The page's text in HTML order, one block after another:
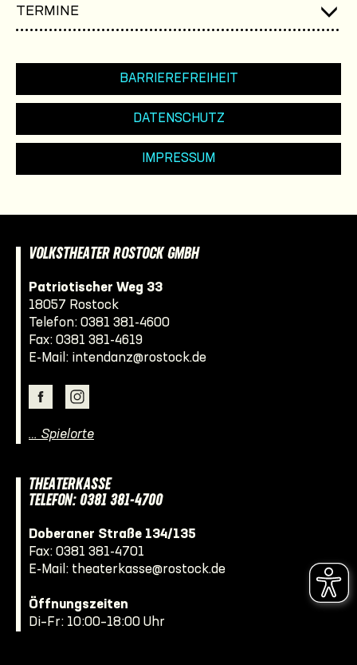
TERMINE
BARRIEREFREIHEIT
DATENSCHUTZ
IMPRESSUM
VOLKSTHEATER ROSTOCK GMBH
Patriotischer Weg 33
18057 Rostock
Telefon: 0381 381-4600
Fax: 0381 381-4619
E-Mail: intendanz@rostock.de
… Spielorte
THEATERKASSE
TELEFON: 0381 381-4700
Doberaner Straße 134/135
Fax: 0381 381-4701
E-Mail: theaterkasse@rostock.de
Öffnungszeiten
Di–Fr: 10:00–18:00 Uhr